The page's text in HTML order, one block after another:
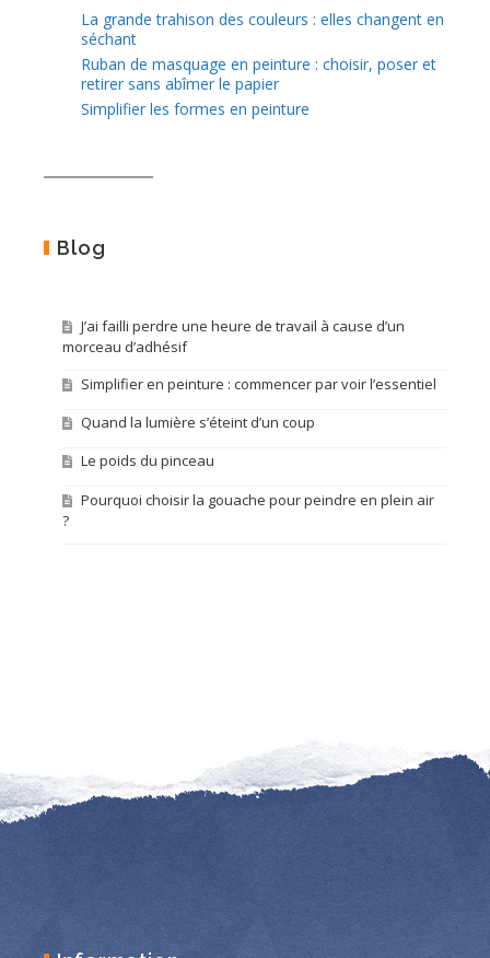
La grande trahison des couleurs : elles changent en
séchant
Ruban de masquage en peinture : choisir, poser et
retirer sans abîmer le papier
Simplifier les formes en peinture
Blog
J’ai failli perdre une heure de travail à cause d’un
morceau d’adhésif
Simplifier en peinture : commencer par voir l’essentiel
Quand la lumière s’éteint d’un coup
Le poids du pinceau
Pourquoi choisir la gouache pour peindre en plein air
?